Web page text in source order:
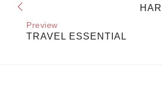
Preview
TRAVEL ESSENTIAL